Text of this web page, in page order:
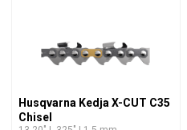
Husqvarna Kedja X-CUT C35
Chisel